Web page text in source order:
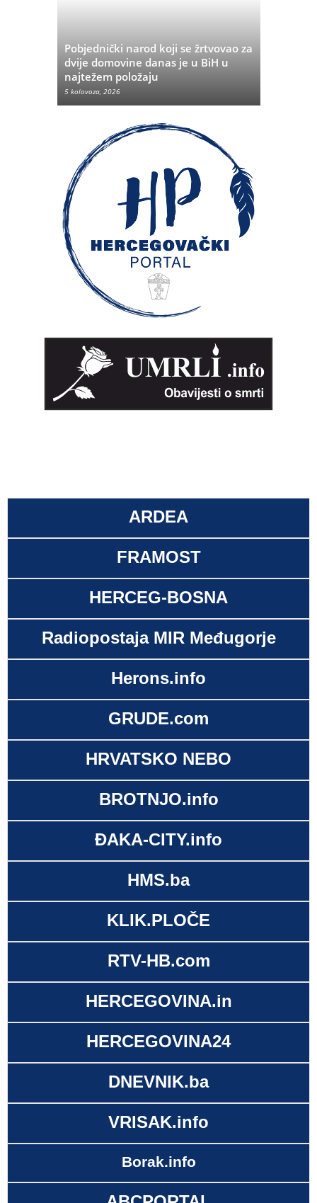
Pobjednički narod koji se žrtvovao za
dvije domovine danas je u BiH u
najtežem položaju
5 kolovoza, 2026
ARDEA
FRAMOST
HERCEG-BOSNA
Radiopostaja MIR Međugorje
Herons.info
GRUDE.com
HRVATSKO NEBO
BROTNJO.info
ĐAKA-CITY.info
HMS.ba
KLIK.PLOČE
RTV-HB.com
HERCEGOVINA.in
HERCEGOVINA24
DNEVNIK.ba
VRISAK.info
Borak.info